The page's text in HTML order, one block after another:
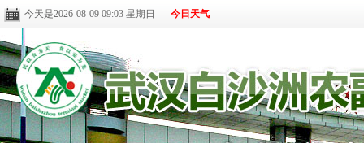
今天是2026-08-09 09:03 星期日 今日天气